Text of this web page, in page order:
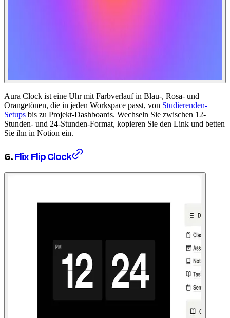
Aura Clock ist eine Uhr mit Farbverlauf in Blau-, Rosa- und
Orangetönen, die in jeden Workspace passt, von Studierenden-
Setups bis zu Projekt-Dashboards. Wechseln Sie zwischen 12-
Stunden- und 24-Stunden-Format, kopieren Sie den Link und betten
Sie ihn in Notion ein.
6.Flix Flip Clock